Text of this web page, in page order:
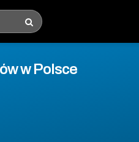
w Polsce